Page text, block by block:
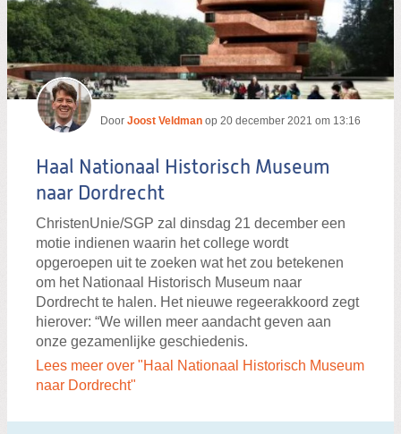
Door Joost Veldman op 20 december 2021 om 13:16
Haal Nationaal Historisch Museum
naar Dordrecht
ChristenUnie/SGP zal dinsdag 21 december een
motie indienen waarin het college wordt
opgeroepen uit te zoeken wat het zou betekenen
om het Nationaal Historisch Museum naar
Dordrecht te halen. Het nieuwe regeerakkoord zegt
hierover: “We willen meer aandacht geven aan
onze gezamenlijke geschiedenis.
Lees meer over "Haal Nationaal Historisch Museum
naar Dordrecht"